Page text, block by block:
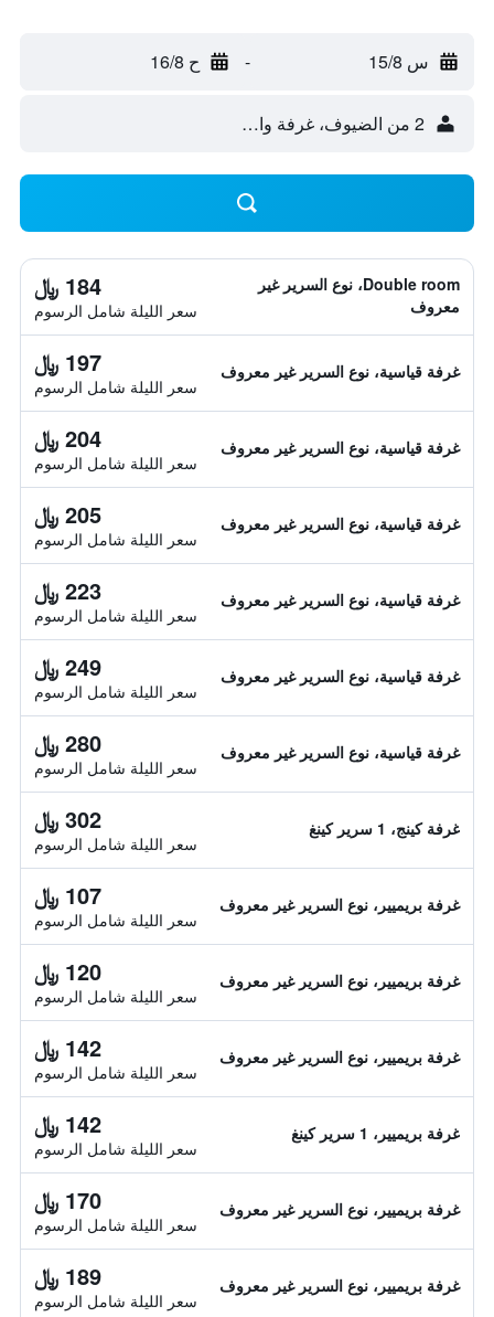
س 15/8 - ح 16/8
2 من الضيوف، غرفة واحدة
Double room، نوع السرير غير
معروف
184 ﷼
سعر الليلة شامل الرسوم
غرفة قياسية، نوع السرير غير معروف 197 ﷼
سعر الليلة شامل الرسوم
غرفة قياسية، نوع السرير غير معروف 204 ﷼
سعر الليلة شامل الرسوم
غرفة قياسية، نوع السرير غير معروف 205 ﷼
سعر الليلة شامل الرسوم
غرفة قياسية، نوع السرير غير معروف 223 ﷼
سعر الليلة شامل الرسوم
غرفة قياسية، نوع السرير غير معروف 249 ﷼
سعر الليلة شامل الرسوم
غرفة قياسية، نوع السرير غير معروف 280 ﷼
سعر الليلة شامل الرسوم
غرفة كينج، 1 سرير كينغ 302 ﷼
سعر الليلة شامل الرسوم
غرفة بريميير، نوع السرير غير معروف 107 ﷼
سعر الليلة شامل الرسوم
غرفة بريميير، نوع السرير غير معروف 120 ﷼
سعر الليلة شامل الرسوم
غرفة بريميير، نوع السرير غير معروف 142 ﷼
سعر الليلة شامل الرسوم
غرفة بريميير، 1 سرير كينغ 142 ﷼
سعر الليلة شامل الرسوم
غرفة بريميير، نوع السرير غير معروف 170 ﷼
سعر الليلة شامل الرسوم
غرفة بريميير، نوع السرير غير معروف 189 ﷼
سعر الليلة شامل الرسوم